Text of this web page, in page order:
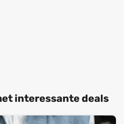
interessante deals